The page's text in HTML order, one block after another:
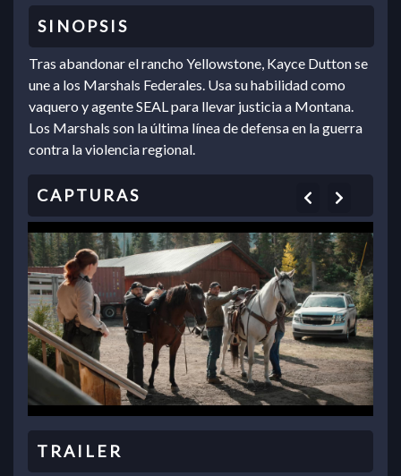
Tras abandonar el rancho Yellowstone, Kayce Dutton se
une a los Marshals Federales. Usa su habilidad como
vaquero y agente SEAL para llevar justicia a Montana.
Los Marshals son la última línea de defensa en la guerra
contra la violencia regional.
Previous